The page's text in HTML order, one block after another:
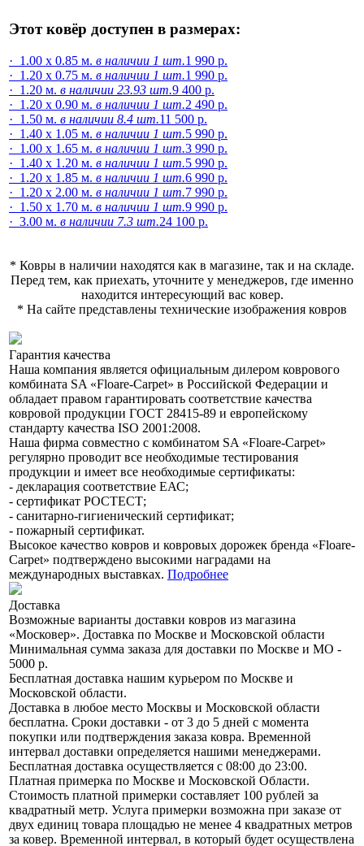
Этот ковёр доступен в размерах:
· 1.00 x 0.85 м. в наличии 1 шт.1 990 р.
· 1.20 x 0.75 м. в наличии 1 шт.1 990 р.
· 1.20 м. в наличии 23.93 шт.9 400 р.
· 1.20 x 0.90 м. в наличии 1 шт.2 490 р.
· 1.50 м. в наличии 8.4 шт.11 500 р.
· 1.40 x 1.05 м. в наличии 1 шт.5 990 р.
· 1.00 x 1.65 м. в наличии 1 шт.3 990 р.
· 1.40 x 1.20 м. в наличии 1 шт.5 990 р.
· 1.20 x 1.85 м. в наличии 1 шт.6 990 р.
· 1.20 x 2.00 м. в наличии 1 шт.7 990 р.
· 1.50 x 1.70 м. в наличии 1 шт.9 990 р.
· 3.00 м. в наличии 7.3 шт.24 100 р.
* Ковры в наличии находятся как в магазине, так и на складе.
Перед тем, как приехать, уточните у менеджеров, где именно
находится интересующий вас ковер.
* На сайте представлены технические изображения ковров
Гарантия качества
Наша компания является официальным дилером коврового
комбината SA «Floare-Сarpet» в Российской Федерации и
обладает правом гарантировать соответствие качества
ковровой продукции ГОСТ 28415-89 и европейскому
стандарту качества ISO 2001:2008.
Наша фирма совместно с комбинатом SA «Floare-Сarpet»
регулярно проводит все необходимые тестирования
продукции и имеет все необходимые сертификаты:
- декларация соответствие ЕАС;
- сертификат РОСТЕСТ;
- санитарно-гигиенический сертификат;
- пожарный сертификат.
Высокое качество ковров и ковровых дорожек бренда «Floare-
Сarpet» подтверждено высокими наградами на
международных выставках. Подробнее
Доставка
Возможные варианты доставки ковров из магазина
«Московер». Доставка по Москве и Московской области
Минимальная сумма заказа для доставки по Москве и МО -
5000 р.
Бесплатная доставка нашим курьером по Москве и
Московской области.
Доставка в любое место Москвы и Московской области
бесплатна. Сроки доставки - от 3 до 5 дней с момента
покупки или подтверждения заказа ковра. Временной
интервал доставки определяется нашими менеджерами.
Бесплатная доставка осуществляется с 08:00 до 23:00.
Платная примерка по Москве и Московской Области.
Стоимость платной примерки составляет 100 рублей за
квадратный метр. Услуга примерки возможна при заказе от
двух единиц товара площадью не менее 4 квадратных метров
за ковер. Временной интервал, в который будет осуществлена